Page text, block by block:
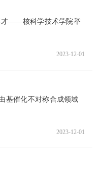
2023-12-01
2023-12-01